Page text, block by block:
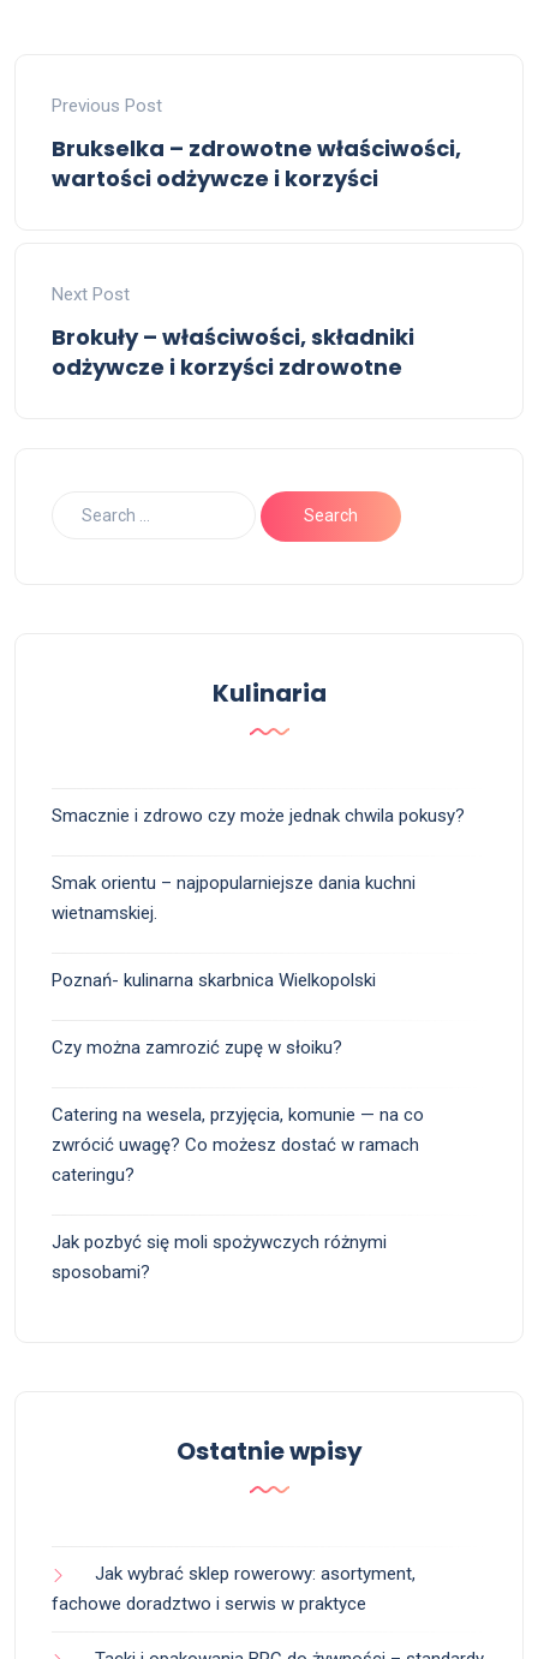
Previous Post
Brukselka – zdrowotne właściwości,
wartości odżywcze i korzyści
Next Post
Brokuły – właściwości, składniki
odżywcze i korzyści zdrowotne
Kulinaria
Smacznie i zdrowo czy może jednak chwila pokusy?
Smak orientu – najpopularniejsze dania kuchni
wietnamskiej.
Poznań- kulinarna skarbnica Wielkopolski
Czy można zamrozić zupę w słoiku?
Catering na wesela, przyjęcia, komunie — na co
zwrócić uwagę? Co możesz dostać w ramach
cateringu?
Jak pozbyć się moli spożywczych różnymi
sposobami?
Ostatnie wpisy
Jak wybrać sklep rowerowy: asortyment,
fachowe doradztwo i serwis w praktyce